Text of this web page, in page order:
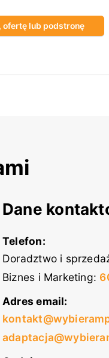
ofertę lub podstronę
Dane
Telefon:
Doradztwo i
Biznes i Marketing:
Adres email: